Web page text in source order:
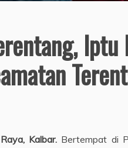
Kalbar. Bertempat di